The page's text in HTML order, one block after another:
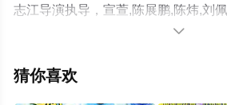
志江导演执导，宣萱,陈展鹏,陈炜,刘
国明,萧正楠,吴若希,张颕康,蒋家旻,陈
演员精彩演绎的香港电视剧，大结局

猜你喜欢